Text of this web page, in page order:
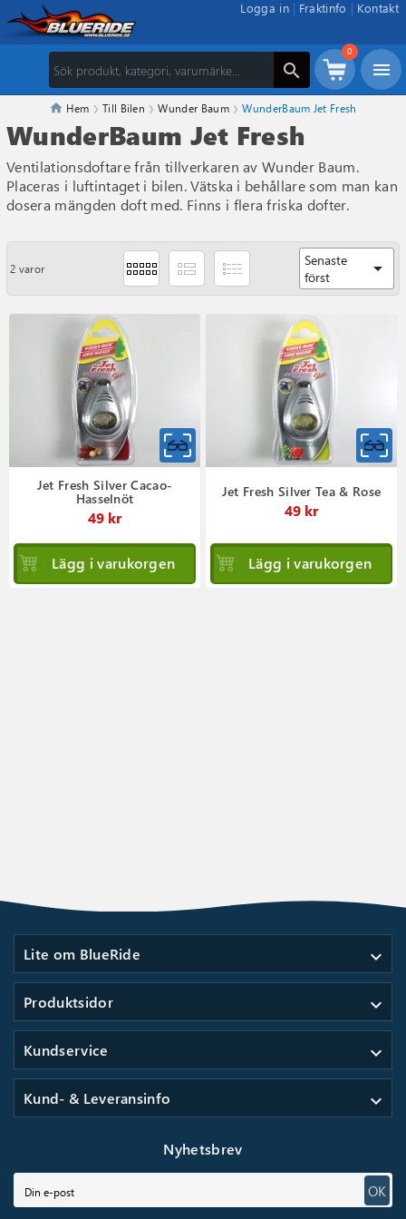
Kontakt
Fraktinfo
Logga in
search
0
menu
Hem Till Bilen Wunder Baum WunderBaum Jet Fresh
WunderBaum Jet Fresh
Ventilationsdoftare från tillverkaren av Wunder Baum.
Placeras i luftintaget i bilen. Vätska i behållare som man kan
dosera mängden doft med. Finns i flera friska dofter.
2 varor
Senaste
först
arrow_drop_down
Jet Fresh Silver Cacao-
Hasselnöt
49 kr
Lägg i varukorgen
Jet Fresh Silver Tea & Rose
49 kr
Lägg i varukorgen
Lite om BlueRide expand_more
Produktsidor expand_more
Kundservice expand_more
Kund- & Leveransinfo expand_more
Nyhetsbrev
OK